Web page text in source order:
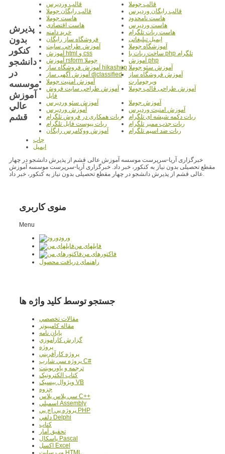
قالب جوملا
قالب وردپرس
قالب رایگان وردپرس
قالب رایگان جوملا
هاست نامحدود
هاست جوملا
هاست وردپرس
هاست اقتصادی
هاست ربات تلگرام
خرید دامنه
ایمیل تبلیغاتی
فروشگاه ساز رایگان
آموزشگاه جوملا
آموزش طراحی سایت
ساخت ربات با php تلگرام
آموزش html و css
آموزش php
آموزش rsform جوملا
آموزش سئو جوملا آموزش فروشگاه ساز hikashop
آموزش فروشگاه ساز
ویرچومارت
آموزش آگهی ساز djclassified
آموزش امنیت جوملا
آموزش طراحی قالب جوملا
آموزش طراحی سایت فروش
فایل
آموزش جوملا
آموزش سئو وردپرس
آموزش امنیت وردپرس
آموزش وردپرس
ربات دکمه شیشه ای تلگرام
ربات همکاری در فروش تلگرام
ربات جذب ممبر تلگرام
ربات پیوست فایل تلگرام
ربات ضد اسپم تلگرام
آموزش ووکامرس رایگان
پذيرش
بدون
کنکور
دانشجو
در
موسسه
آموزش
عالي
قشم
چاپ
ایمیل
خبرگزاری آریا-سرپرست موسسه آموزش عالی قشم از پذیرش دانشجو در چهار
مقطع تحصیلی بدون نیاز به کنکور، خبر داد. خبرگزاری آریا-سرپرست موسسه آموزش
عالی قشم از پذیرش دانشجو در چهار مقطع تحصیلی بدون نیاز به کنکور، خبر داد.
منوی کاربری
Menu
ورود
فایلهای من
فاکتورهای من
راهنمای دریافت محصول
جستجو توسط کلید واژه ها
مقالات تخصصي
مقاله کامپیوتر
پایان نامه
گزارش کارآموزي
پروژه
پروژه کارآفريني
پروژه سي شارپ C#
ترجمه و پاورپوينت
کتاب الکترونيک
ويژوال بيسيک VB
جزوه
سي پلاس پلاس C++
اسمبلي Assembly
پروژه پي اچ پي PHP
دلفي Delphi
کتاب
تحقيق آمار
پاسکال Pascal
اکسل Excel
وب سايت HTML